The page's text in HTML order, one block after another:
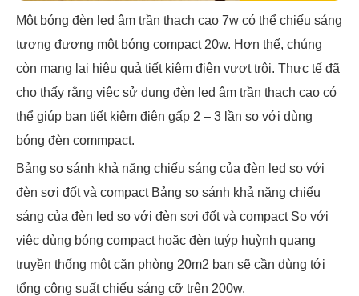
Một bóng đèn led âm trần thạch cao 7w có thể chiếu sáng
tương đương một bóng compact 20w. Hơn thế, chúng
còn mang lại hiệu quả tiết kiệm điện vượt trội. Thực tế đã
cho thấy rằng việc sử dụng đèn led âm trần thạch cao có
thể giúp bạn tiết kiệm điện gấp 2 – 3 lần so với dùng
bóng đèn commpact.
Bảng so sánh khả năng chiếu sáng của đèn led so với
đèn sợi đốt và compact Bảng so sánh khả năng chiếu
sáng của đèn led so với đèn sợi đốt và compact So với
việc dùng bóng compact hoặc đèn tuýp huỳnh quang
truyền thống một căn phòng 20m2 bạn sẽ cần dùng tới
tổng công suất chiếu sáng cỡ trên 200w.